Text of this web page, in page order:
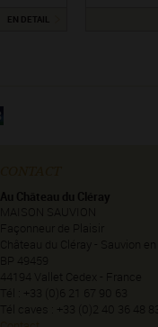
EN DETAIL
Au Château du Cléray
MAISON SAUVION
Façonneur de Plaisir
Château du Cléray - Sauvion
BP 49459
44194 Vallet Cedex - France
Tél : +33 (0)6 21 67 90 63
Tél caves : +33 (0)2 40 36 48 83